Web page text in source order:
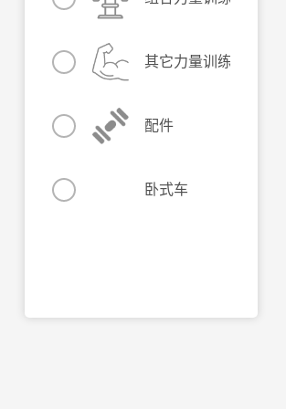
其它力量训练器材
配件
卧式车